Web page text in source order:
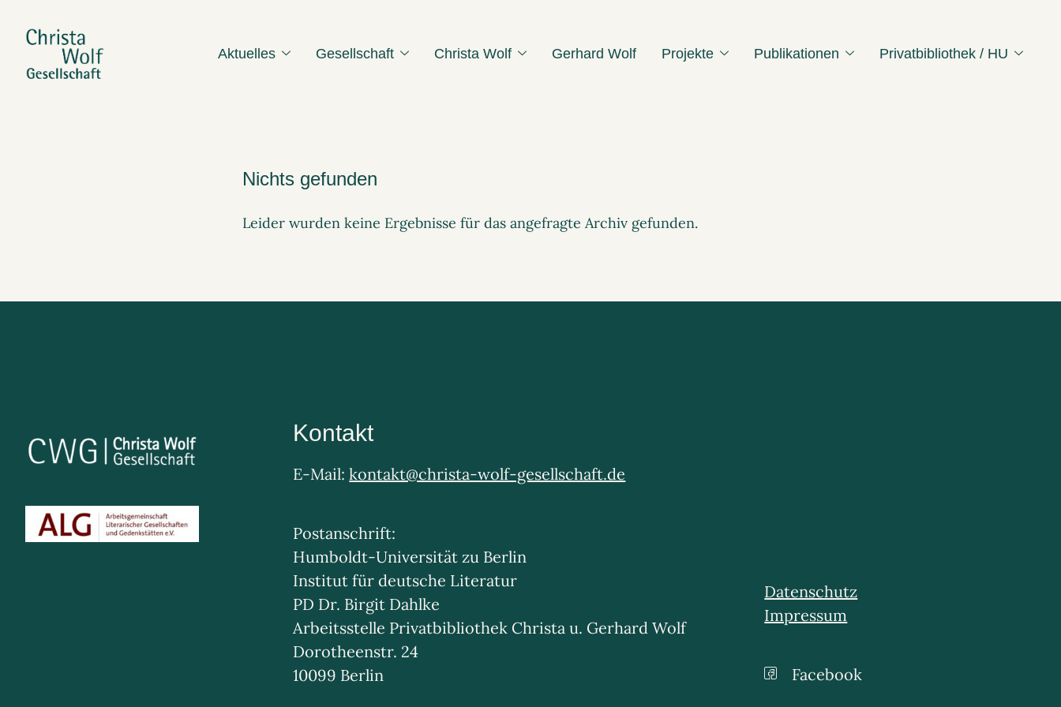
Aktuelles Gesellschaft Christa Wolf Gerhard Wolf Projekte Publikationen Privatbibliothek / HU
Nichts gefunden
Leider wurden keine Ergebnisse für das angefragte Archiv gefunden.
Kontakt
E-Mail:kontakt@christa-wolf-gesellschaft.de
Postanschrift:
Humboldt-Universität zu Berlin
Institut für deutsche Literatur
PD Dr. Birgit Dahlke
Arbeitsstelle Privatbibliothek Christa u. Gerhard Wolf
Dorotheenstr. 24
10099 Berlin
Datenschutz
Impressum
Facebook